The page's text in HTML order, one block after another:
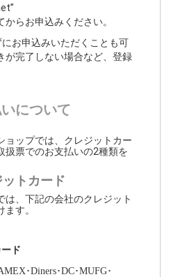
らお申込みください。
お申込みいただくことも可
が完了しない場合など、登録
について
ョップでは、クレジットカー
扱票でのお支払いの2種類を
トカード
は、下記の会社のクレジット
す。
ド
･Diners･DC･MUFG･